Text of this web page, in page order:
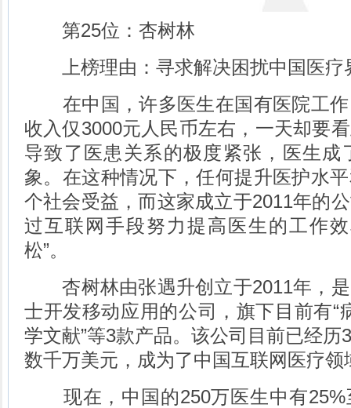
第25位：杏树林
上榜理由：寻求解决困扰中国医疗
在中国，许多医生在国有医院工作
收入仅3000元人民币左右，一天却要
导致了医患关系的极度紧张，医生成
象。在这种情况下，任何提升医护水
个社会受益，而这家成立于2011年的
过互联网手段努力提高医生的工作
松”。
杏树林由张遇升创立于2011年，是
士开发移动应用的公司，旗下目前有“
学文献”等3款产品。该公司目前已经
数千万美元，成为了中国互联网医疗
现在，中国的250万医生中有25%